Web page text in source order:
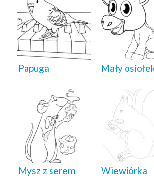
Papuga Mały
Mysz z serem Wiewiórka